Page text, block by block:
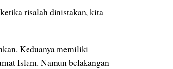
risalah dinistakan, kita
Keduanya memiliki
Islam. Namun belakangan